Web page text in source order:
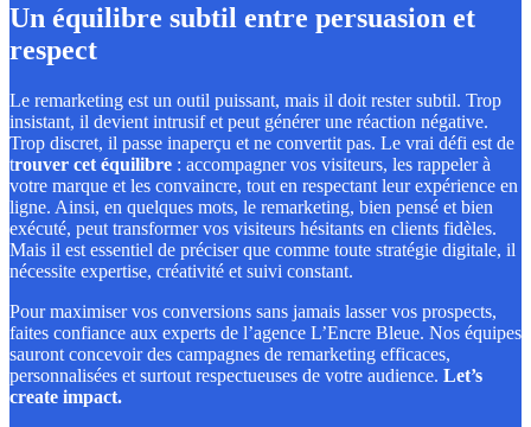
Un équilibre subtil entre persuasion et
respect
Le remarketing est un outil puissant, mais il doit rester subtil. Trop
insistant, il devient intrusif et peut générer une réaction négative.
Trop discret, il passe inaperçu et ne convertit pas. Le vrai défi est de
trouver cet équilibre : accompagner vos visiteurs, les rappeler à
votre marque et les convaincre, tout en respectant leur expérience en
ligne. Ainsi, en quelques mots, le remarketing, bien pensé et bien
exécuté, peut transformer vos visiteurs hésitants en clients fidèles.
Mais il est essentiel de préciser que comme toute stratégie digitale, il
nécessite expertise, créativité et suivi constant.
Pour maximiser vos conversions sans jamais lasser vos prospects,
faites confiance aux experts de l’agence L’Encre Bleue. Nos équipes
sauront concevoir des campagnes de remarketing efficaces,
personnalisées et surtout respectueuses de votre audience. Let’s
create impact.